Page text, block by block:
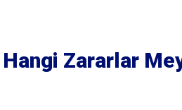
Zararlar